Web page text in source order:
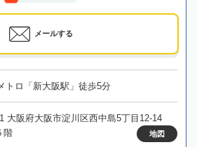
メールする
トロ「新大阪駅」徒歩5分
大阪府大阪市淀川区西中島5丁目12-14
階
地図